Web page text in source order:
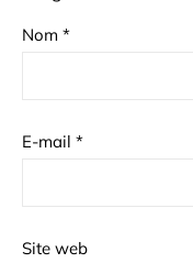
Nom *
E-mail *
Site web